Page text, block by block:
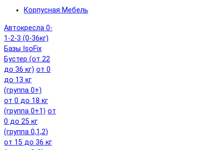
Корпусная Мебель
Автокресла 0-
1-2-3 (0-36кг)
Базы IsoFix
Бустер (от 22
до 36 кг) от 0
до 13 кг
(группа 0+)
от 0 до 18 кг
(группа 0+1) от
0 до 25 кг
(группа 0,1,2)
от 15 до 36 кг